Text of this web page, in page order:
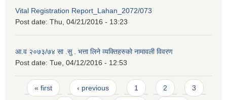
Vital Registration Report_Lahan_2072/073
Post date: Thu, 04/21/2016 - 13:23
आ.व २०७३/७४ सा .सु . भत्ता लिने व्यक्तिहरुको नामावली विवरण
Post date: Tue, 04/12/2016 - 12:53
Pages
« first ‹ previous 1 2 3